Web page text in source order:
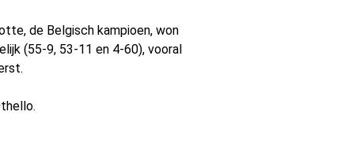
de Belgisch kampioen, won
(55-9, 53-11 en 4-60), vooral